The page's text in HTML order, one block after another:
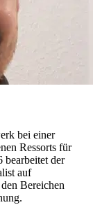
bei einer
Ressorts für
bearbeitet der
auf
Bereichen